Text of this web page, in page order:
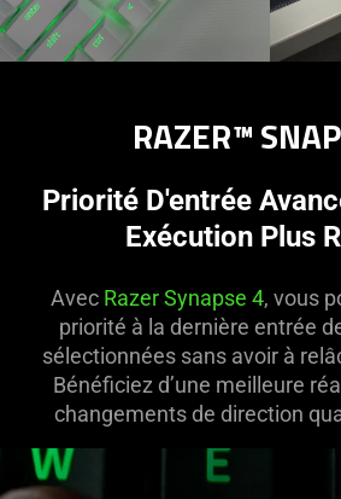
RAZER™
Priorité D'entrée
Exécution Plus
Avec Razer Synapse 4, vous
priorité à la dernière entrée
sélectionnées sans avoir à
Bénéficiez d’une meilleure
changements de direction